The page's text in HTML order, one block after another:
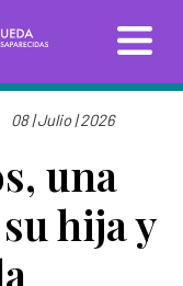
08 | Julio | 2026
una
hija y